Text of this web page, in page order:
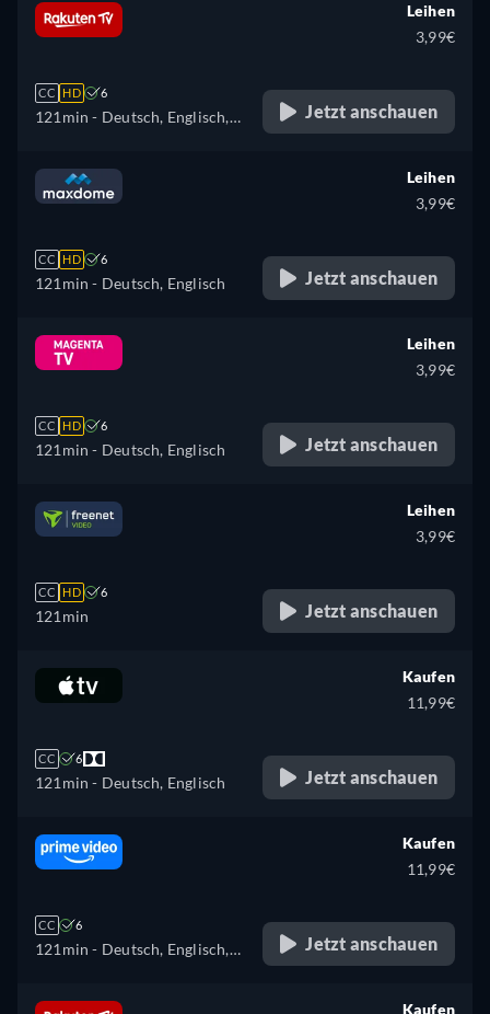
CC HD 6
121min - Deutsch, Englisch,
Italienisch
Leihen
3,99€
Jetzt anschauen
CC HD 6
121min - Deutsch, Englisch
Leihen
3,99€
Jetzt anschauen
CC HD 6
121min - Deutsch, Englisch
Leihen
3,99€
Jetzt anschauen
CC HD 6
121min
Leihen
3,99€
Jetzt anschauen
CC 6
121min - Deutsch, Englisch
Kaufen
11,99€
Jetzt anschauen
CC 6
121min - Deutsch, Englisch,
Italienisch, Polnisch,
Kaufen
11,99€
Jetzt anschauen
Kaufen